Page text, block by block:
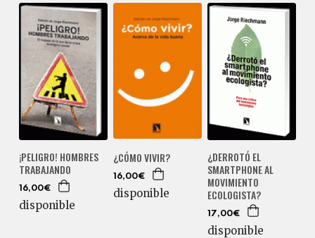
¡PELIGRO! HOMBRES
TRABAJANDO
16,00€
disponible
¿CÓMO VIVIR?
16,00€
disponible
¿DERROTÓ EL
SMARTPHONE AL
MOVIMIENTO
ECOLOGISTA?
17,00€
disponible